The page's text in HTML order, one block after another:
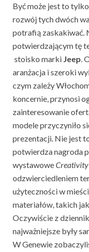
Być może jest to
rozwój tych dwóch
potrafią zaskakiwać.
potwierdzającym tę
stoisko marki Jeep.
aranżacja i szeroki
czym zależy
koncernie, przynosi
zainteresowanie
modele przyczyniło
prezentacji. Nie jest
potwierdza nagroda
wystawowe
odzwierciedleniem
użyteczności w
materiałów, takich
Oczywiście z
najważniejsze były
W Genewie